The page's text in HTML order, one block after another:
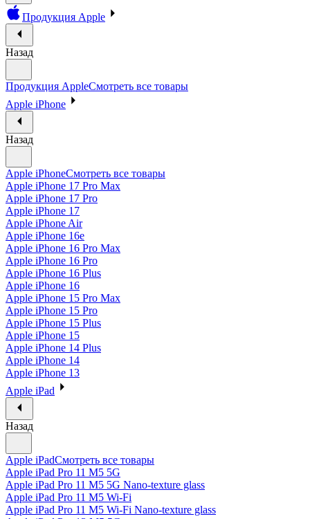
Продукция Apple
Назад
Продукция AppleСмотреть все товары
Apple iPhone
Назад
Apple iPhoneСмотреть все товары
Apple iPhone 17 Pro Max
Apple iPhone 17 Pro
Apple iPhone 17
Apple iPhone Air
Apple iPhone 16e
Apple iPhone 16 Pro Max
Apple iPhone 16 Pro
Apple iPhone 16 Plus
Apple iPhone 16
Apple iPhone 15 Pro Max
Apple iPhone 15 Pro
Apple iPhone 15 Plus
Apple iPhone 15
Apple iPhone 14 Plus
Apple iPhone 14
Apple iPhone 13
Apple iPad
Назад
Apple iPadСмотреть все товары
Apple iPad Pro 11 M5 5G
Apple iPad Pro 11 M5 5G Nano-texture glass
Apple iPad Pro 11 M5 Wi-Fi
Apple iPad Pro 11 M5 Wi-Fi Nano-texture glass